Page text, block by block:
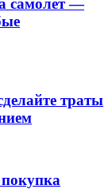
самолёт —
траты